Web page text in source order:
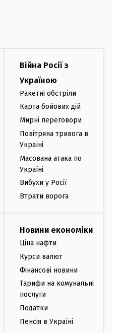
Війна Росії з
Україною
Ракетні обстріли
Карта бойових дій
Мирні переговори
Повітряна тривога в
Україні
Масована атака по
Україні
Вибухи у Росії
Втрати ворога
Новини економіки
Ціна нафти
Курси валют
Фінансові новини
Тарифи на комунальні
послуги
Податки
Пенсія в Україні